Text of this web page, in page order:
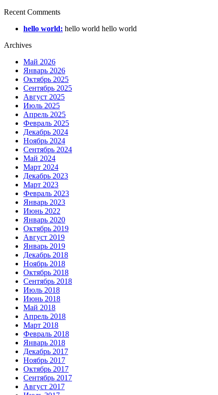
Recent Comments
hello world: hello world hello world
Archives
Май 2026
Январь 2026
Октябрь 2025
Сентябрь 2025
Август 2025
Июль 2025
Апрель 2025
Февраль 2025
Декабрь 2024
Ноябрь 2024
Сентябрь 2024
Май 2024
Март 2024
Декабрь 2023
Март 2023
Февраль 2023
Январь 2023
Июнь 2022
Январь 2020
Октябрь 2019
Август 2019
Январь 2019
Декабрь 2018
Ноябрь 2018
Октябрь 2018
Сентябрь 2018
Июль 2018
Июнь 2018
Май 2018
Апрель 2018
Март 2018
Февраль 2018
Январь 2018
Декабрь 2017
Ноябрь 2017
Октябрь 2017
Сентябрь 2017
Август 2017